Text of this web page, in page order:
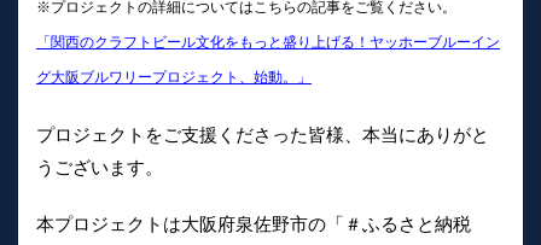
※プロジェクトの詳細についてはこちらの記事をご覧ください。
「関西のクラフトビール文化をもっと盛り上げる！ヤッホーブルーイン
グ大阪ブルワリープロジェクト、始動。」
プロジェクトをご支援くださった皆様、本当にありがと
うございます。
本プロジェクトは大阪府泉佐野市の「＃ふるさと納税